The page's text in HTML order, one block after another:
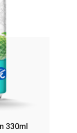
330ml